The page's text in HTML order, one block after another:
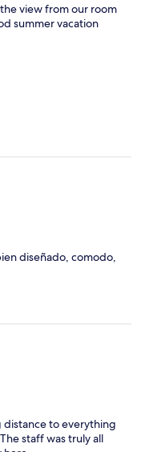
view from our room
summer vacation
diseñado, comodo,
distance to everything
staff was truly all